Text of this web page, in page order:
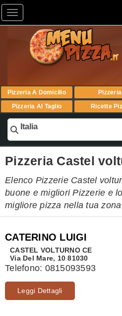
Toggle navigation
Pizzeria A Domicilio Pizzeria
Pizzeria Al Taglio
Ricette
Italia
Pizzeria Castel
Elenco Pizzerie Castel
buone e migliori Pizzerie e
migliore pizza nella tua zona
CATERINO LUIGI
CASTEL VOLTURNO CE
Via Del Mare, 10 81030
Telefono: 0815093593
Leggi Dettagli